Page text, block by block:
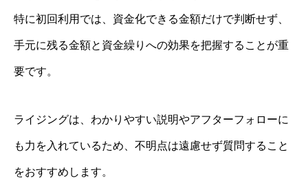
特に初回利用では、資金化できる金額だけで判断せず、
手元に残る金額と資金繰りへの効果を把握することが重
要です。
ライジングは、わかりやすい説明やアフターフォローに
も力を入れているため、不明点は遠慮せず質問すること
をおすすめします。